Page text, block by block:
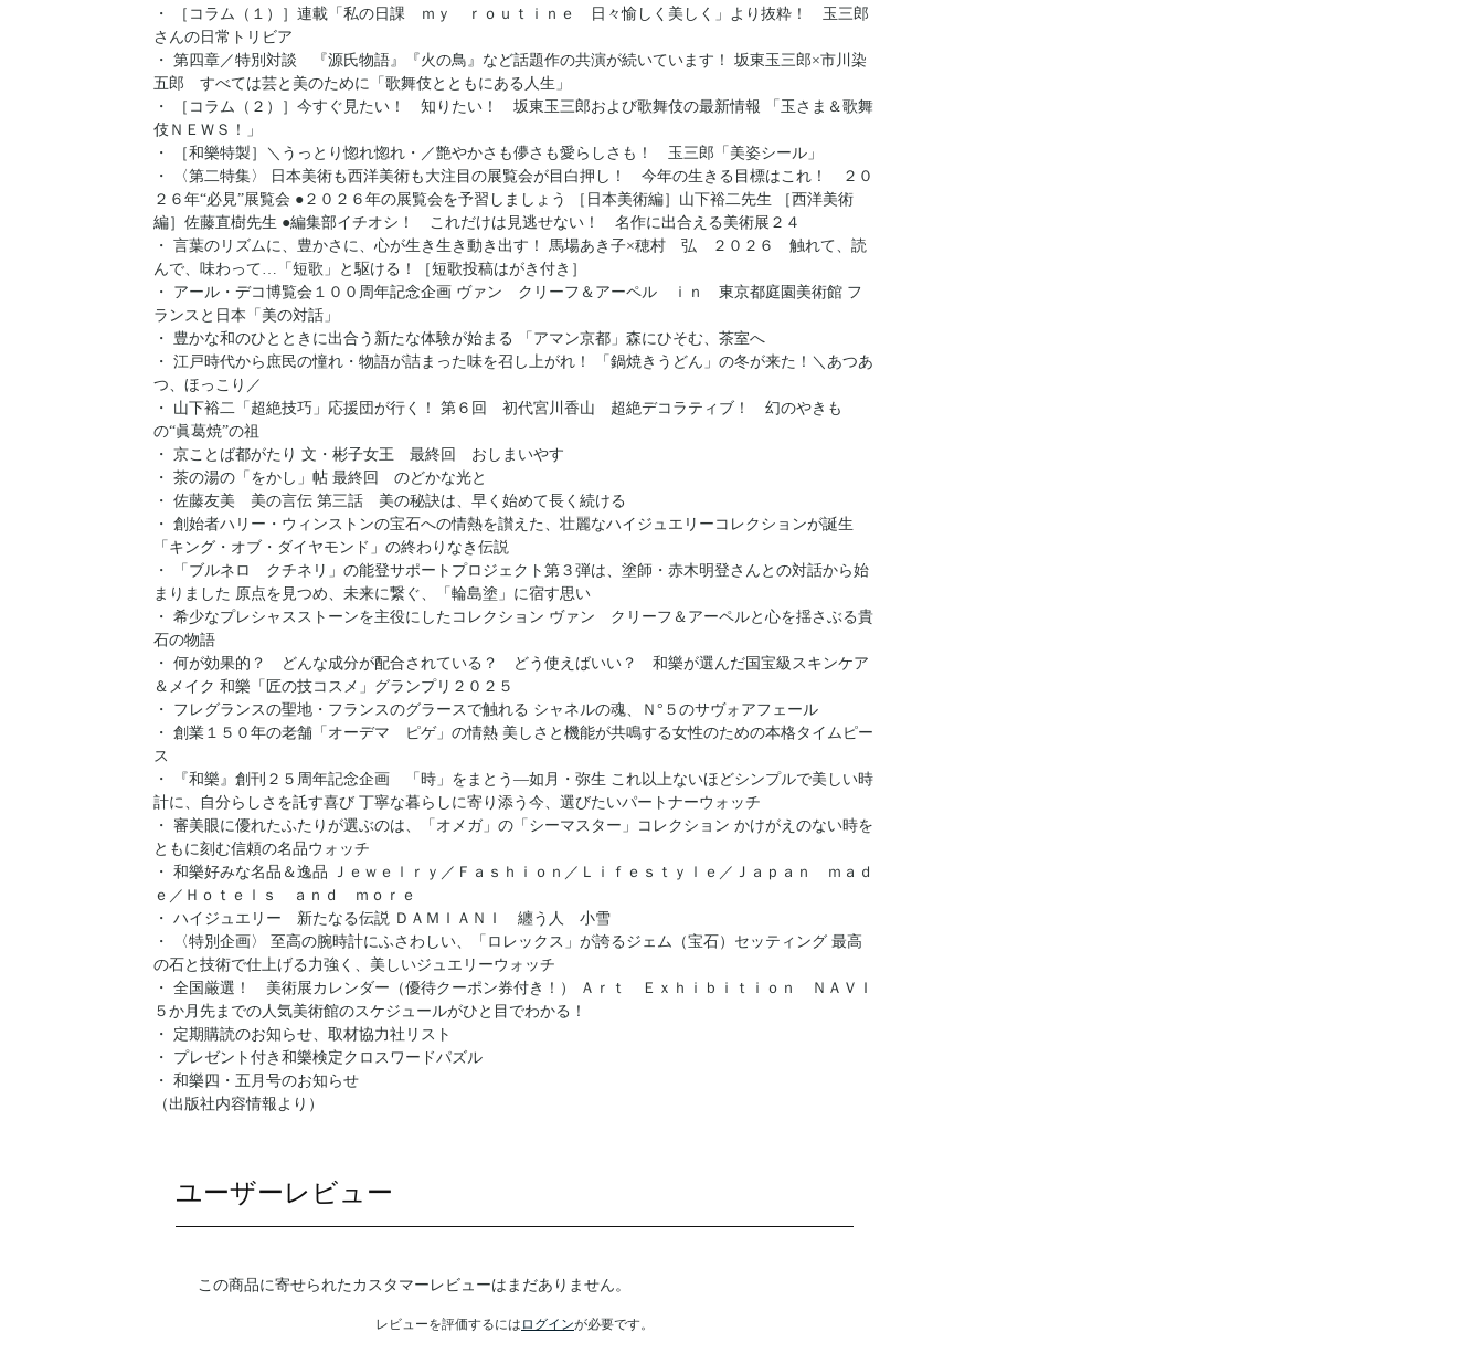
・ ［コラム（１）］連載「私の日課 ｍｙ ｒｏｕｔｉｎｅ 日々愉しく美しく」より抜粋！ 玉三郎
さんの日常トリビア
・ 第四章／特別対談 『源氏物語』『火の鳥』など話題作の共演が続いています！ 坂東玉三郎×市川染
五郎 すべては芸と美のために「歌舞伎とともにある人生」
・ ［コラム（２）］今すぐ見たい！ 知りたい！ 坂東玉三郎および歌舞伎の最新情報 「玉さま＆歌舞
伎ＮＥＷＳ！」
・ ［和樂特製］＼うっとり惚れ惚れ・／艶やかさも儚さも愛らしさも！ 玉三郎「美姿シール」
・ 〈第二特集〉 日本美術も西洋美術も大注目の展覧会が目白押し！ 今年の生きる目標はこれ！ ２０
２６年“必見”展覧会 ●２０２６年の展覧会を予習しましょう ［日本美術編］山下裕二先生 ［西洋美術
編］佐藤直樹先生 ●編集部イチオシ！ これだけは見逃せない！ 名作に出合える美術展２４
・ 言葉のリズムに、豊かさに、心が生き生き動き出す！ 馬場あき子×穂村 弘 ２０２６ 触れて、読
んで、味わって…「短歌」と駆ける！［短歌投稿はがき付き］
・ アール・デコ博覧会１００周年記念企画 ヴァン クリーフ＆アーペル ｉｎ 東京都庭園美術館 フ
ランスと日本「美の対話」
・ 豊かな和のひとときに出合う新たな体験が始まる 「アマン京都」森にひそむ、茶室へ
・ 江戸時代から庶民の憧れ・物語が詰まった味を召し上がれ！ 「鍋焼きうどん」の冬が来た！＼あつあ
つ、ほっこり／
・ 山下裕二「超絶技巧」応援団が行く！ 第６回 初代宮川香山 超絶デコラティブ！ 幻のやきも
の“眞葛焼”の祖
・ 京ことば都がたり 文・彬子女王 最終回 おしまいやす
・ 茶の湯の「をかし」帖 最終回 のどかな光と
・ 佐藤友美 美の言伝 第三話 美の秘訣は、早く始めて長く続ける
・ 創始者ハリー・ウィンストンの宝石への情熱を讃えた、壮麗なハイジュエリーコレクションが誕生
「キング・オブ・ダイヤモンド」の終わりなき伝説
・ 「ブルネロ クチネリ」の能登サポートプロジェクト第３弾は、塗師・赤木明登さんとの対話から始
まりました 原点を見つめ、未来に繋ぐ、「輪島塗」に宿す思い
・ 希少なプレシャスストーンを主役にしたコレクション ヴァン クリーフ＆アーペルと心を揺さぶる貴
石の物語
・ 何が効果的？ どんな成分が配合されている？ どう使えばいい？ 和樂が選んだ国宝級スキンケア
＆メイク 和樂「匠の技コスメ」グランプリ２０２５
・ フレグランスの聖地・フランスのグラースで触れる シャネルの魂、Ｎ°５のサヴォアフェール
・ 創業１５０年の老舗「オーデマ ピゲ」の情熱 美しさと機能が共鳴する女性のための本格タイムピー
ス
・ 『和樂』創刊２５周年記念企画 「時」をまとう―如月・弥生 これ以上ないほどシンプルで美しい時
計に、自分らしさを託す喜び 丁寧な暮らしに寄り添う今、選びたいパートナーウォッチ
・ 審美眼に優れたふたりが選ぶのは、「オメガ」の「シーマスター」コレクション かけがえのない時を
ともに刻む信頼の名品ウォッチ
・ 和樂好みな名品＆逸品 Ｊｅｗｅｌｒｙ／Ｆａｓｈｉｏｎ／Ｌｉｆｅｓｔｙｌｅ／Ｊａｐａｎ ｍａｄ
ｅ／Ｈｏｔｅｌｓ ａｎｄ ｍｏｒｅ
・ ハイジュエリー 新たなる伝説 ＤＡＭＩＡＮＩ 纏う人 小雪
・ 〈特別企画〉 至高の腕時計にふさわしい、「ロレックス」が誇るジェム（宝石）セッティング 最高
の石と技術で仕上げる力強く、美しいジュエリーウォッチ
・ 全国厳選！ 美術展カレンダー（優待クーポン券付き！） Ａｒｔ Ｅｘｈｉｂｉｔｉｏｎ ＮＡＶＩ
５か月先までの人気美術館のスケジュールがひと目でわかる！
・ 定期購読のお知らせ、取材協力社リスト
・ プレゼント付き和樂検定クロスワードパズル
・ 和樂四・五月号のお知らせ
（出版社内容情報より）
ユーザーレビュー
この商品に寄せられたカスタマーレビューはまだありません。
レビューを評価するには ログインが必要です。